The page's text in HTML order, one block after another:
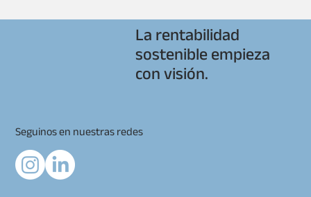
El calor… un problema más allá de la infraestructura
La rentabilidad
sostenible empieza
con visión.
Seguinos en nuestras redes